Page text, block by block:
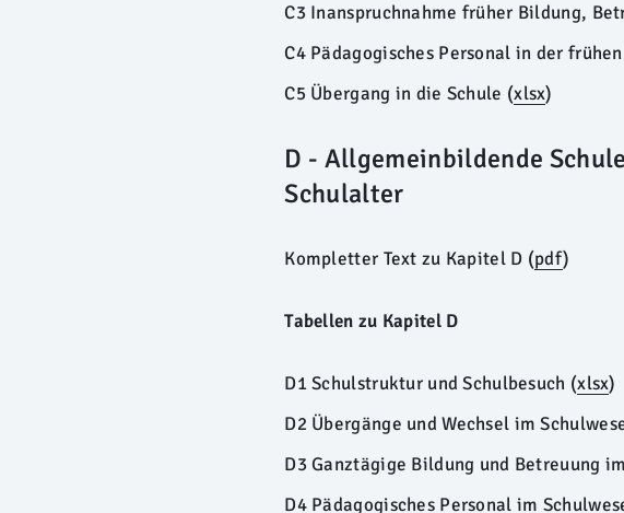
C3 Inanspruchnahme früher Bildung,
C4 Pädagogisches Personal in der
C5 Übergang in die Schule (xlsx)
D - Allgemeinbildende
Schulalter
Kompletter Text zu Kapitel D (pdf)
Tabellen zu Kapitel D
D1 Schulstruktur und Schulbesuch (xlsx)
D2 Übergänge und Wechsel im
D3 Ganztägige Bildung und Betreuung
D4 Pädagogisches Personal im